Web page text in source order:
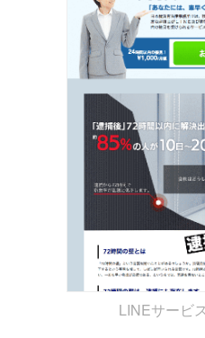
LINEサービ